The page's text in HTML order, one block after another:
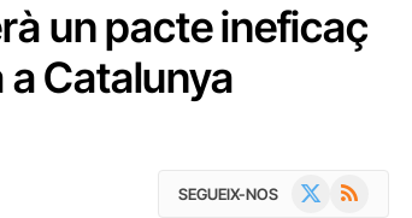
un pacte ineficaç
a Catalunya
SEGUEIX-NOS RSS